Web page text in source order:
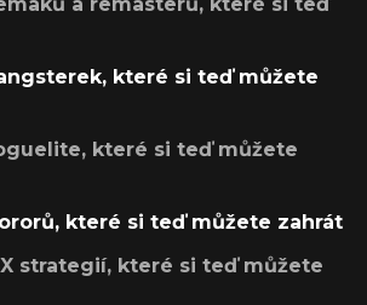
které si teď můžete
které si teď můžete
které si teď můžete zahrát
strategií, které si teď můžete